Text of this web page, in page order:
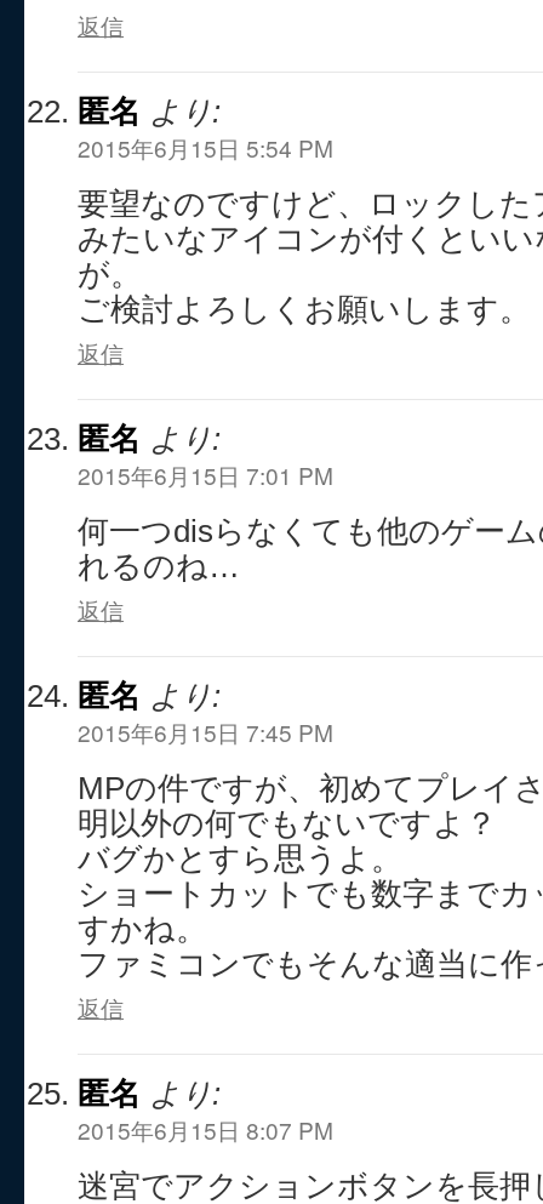
返信
匿名 より:
2015年6月15日 5:54 PM
要望なのですけど、ロックし
みたいなアイコンが付くとい
が。
ご検討よろしくお願いします。
返信
匿名 より:
2015年6月15日 7:01 PM
何一つdisらなくても他のゲー
れるのね…
返信
匿名 より:
2015年6月15日 7:45 PM
MPの件ですが、初めてプレイ
明以外の何でもないですよ？
バグかとすら思うよ。
ショートカットでも数字まで
すかね。
ファミコンでもそんな適当に
返信
匿名 より:
2015年6月15日 8:07 PM
迷宮でアクションボタンを長